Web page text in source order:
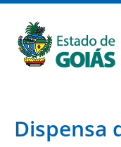
Dispensa